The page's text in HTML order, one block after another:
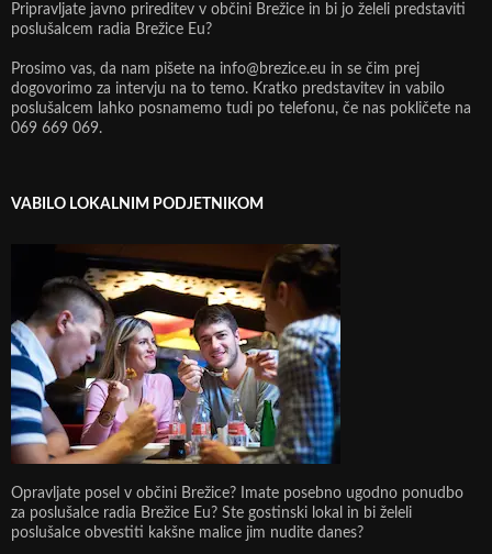
Pripravljate javno prireditev v občini Brežice in bi jo želeli predstaviti
poslušalcem radia Brežice Eu?
Prosimo vas, da nam pišete na info@brezice.eu in se čim prej
dogovorimo za intervju na to temo. Kratko predstavitev in vabilo
poslušalcem lahko posnamemo tudi po telefonu, če nas pokličete na
069 669 069.
VABILO LOKALNIM PODJETNIKOM
Opravljate posel v občini Brežice? Imate posebno ugodno ponudbo
za poslušalce radia Brežice Eu? Ste gostinski lokal in bi želeli
poslušalce obvestiti kakšne malice jim nudite danes?